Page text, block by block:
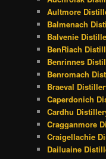
Aultmore
Balmenach
Balvenie
BenRiach
Benrinnes
Benromach
Braeval
Caperdonich
Cardhu
Cragganmore
Craigellachie
Dailuaine